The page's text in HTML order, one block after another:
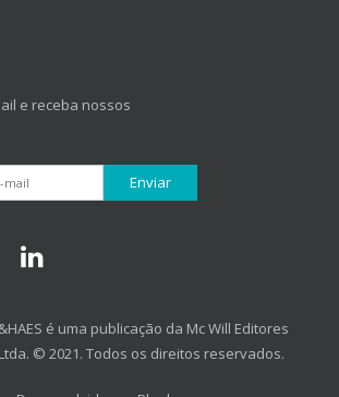
e receba nossos
é uma publicação da Mc Will Editores
© 2021. Todos os direitos reservados.